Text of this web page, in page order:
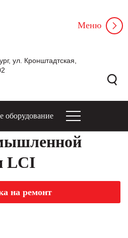
ул. Кронштадтская,
Меню
оборудование
LCI
на ремонт